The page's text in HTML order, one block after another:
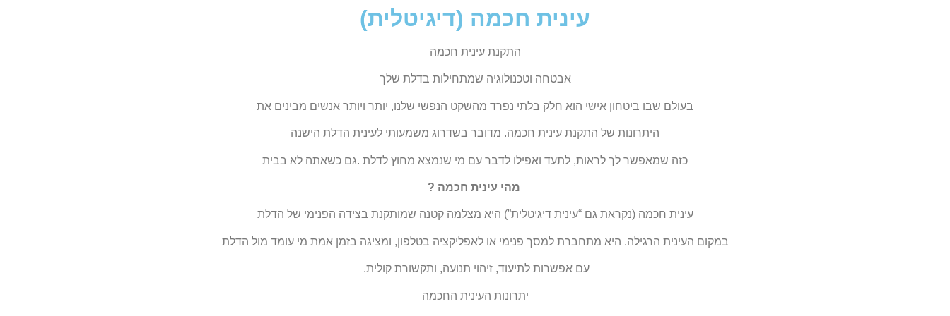
עינית חכמה (דיגיטלית)
התקנת עינית חכמה
אבטחה וטכנולוגיה שמתחילות בדלת שלך
בעולם שבו ביטחון אישי הוא חלק בלתי נפרד מהשקט הנפשי שלנו, יותר ויותר אנשים מבינים את
היתרונות של התקנת עינית חכמה. מדובר בשדרוג משמעותי לעינית הדלת הישנה
כזה שמאפשר לך לראות, לתעד ואפילו לדבר עם מי שנמצא מחוץ לדלת .גם כשאתה לא בבית
מהי עינית חכמה ?
עינית חכמה (נקראת גם “עינית דיגיטלית”) היא מצלמה קטנה שמותקנת בצידה הפנימי של הדלת
במקום העינית הרגילה. היא מתחברת למסך פנימי או לאפליקציה בטלפון, ומציגה בזמן אמת מיעומד מול הדלת
עם אפשרות לתיעוד, זיהוי תנועה, ותקשורת קולית.
יתרונות העינית החכמה